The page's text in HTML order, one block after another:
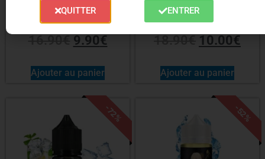
E-liquide Blue Alien 50ml –
Evolution – Liquideo
9.90€
Ajouter au panier
E-liquide Vanilla Pep’s 50ml –
Maison Fuel
10.00€
Ajouter au panier
-72% -52%
QUITTER ENTRER